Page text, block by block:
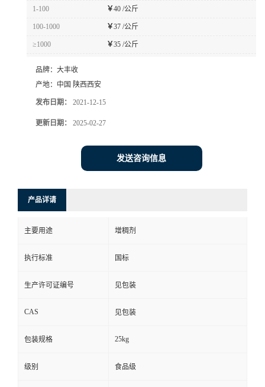
1-100 ￥40 /公斤
100-1000 ￥37 /公斤
≥1000 ￥35 /公斤
品牌： 大丰收
产地： 中国 陕西西安
发布日期： 2021-12-15
更新日期： 2025-02-27
发送咨询信息
产品详请
主要用途 增稠剂
执行标准 国标
生产许可证编号 见包装
CAS 见包装
包装规格 25kg
级别 食品级